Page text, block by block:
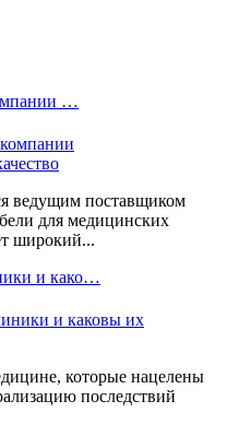
…
ведущим поставщиком
для медицинских
широкий...
и како…
которые нацелены
последствий